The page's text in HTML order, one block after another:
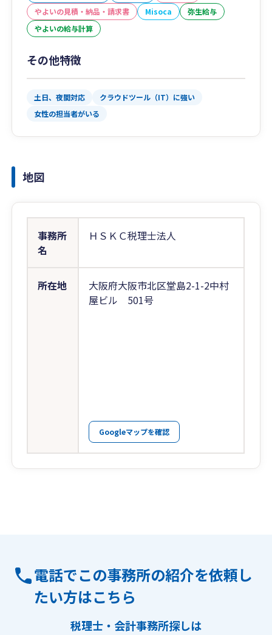
やよいの見積・納品・請求書
Misoca
弥生給与
やよいの給与計算
その他特徴
土日、夜間対応
クラウドツール（IT）に強い
女性の担当者がいる
地図
事務所
名
ＨＳＫＣ税理士法人
所在地
大阪府大阪市北区堂島2-1-2中村
屋ビル 501号
Googleマップを確認
電話でこの事務所の紹介を依頼し
たい方はこちら
税理士・会計事務所探しは